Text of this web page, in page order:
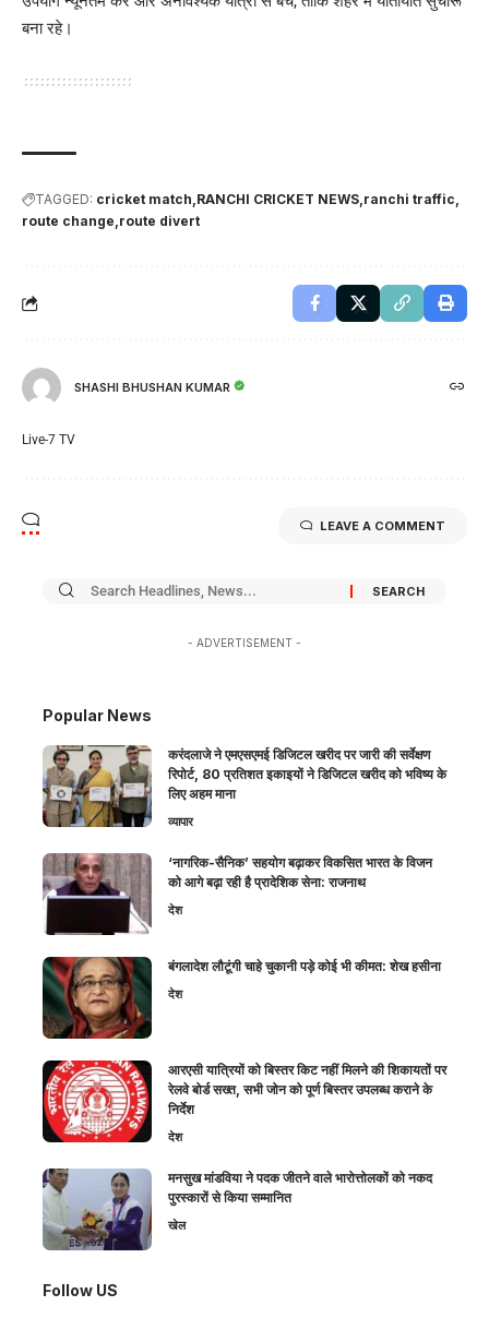
बना रहे।
TAGGED: cricket match RANCHI CRICKET NEWS ranchi traffic
route change route divert
SHASHI BHUSHAN KUMAR
Live-7 TV
LEAVE A COMMENT
- ADVERTISEMENT -
Popular News
करंदलाजे ने एमएसएमई डिजिटल खरीद पर जारी की सर्वेक्षण
रिपोर्ट, 80 प्रतिशत इकाइयों ने डिजिटल खरीद को भविष्य के
लिए अहम माना
व्यापार
‘नागरिक-सैनिक’ सहयोग बढ़ाकर विकसित भारत के विजन
को आगे बढ़ा रही है प्रादेशिक सेना: राजनाथ
देश
बंगलादेश लौटूंगी चाहे चुकानी पड़े कोई भी कीमत: शेख हसीना
देश
आरएसी यात्रियों को बिस्तर किट नहीं मिलने की शिकायतों पर
रेलवे बोर्ड सख्त, सभी जोन को पूर्ण बिस्तर उपलब्ध कराने के
निर्देश
देश
मनसुख मांडविया ने पदक जीतने वाले भारोत्तोलकों को नकद
पुरस्कारों से किया सम्मानित
खेल
Follow US